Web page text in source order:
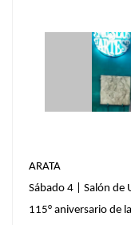
ARATA
Sábado 4 | Salón de
115° aniversario de